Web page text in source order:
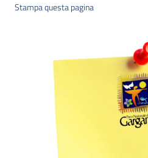
Stampa questa pagina